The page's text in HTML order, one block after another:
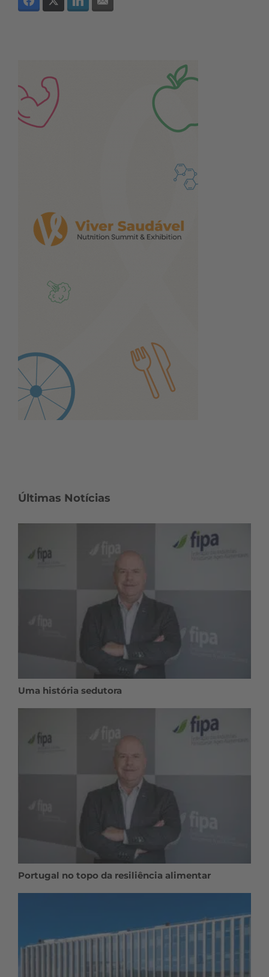
Últimas Notícias
Uma história sedutora
Portugal no topo da resiliência alimentar